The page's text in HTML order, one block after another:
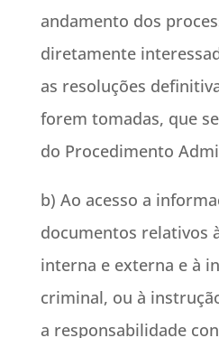
andamento dos
diretamente
as resoluções
forem tomadas, que
do Procedimento
b) Ao acesso a
documentos relativos
interna e externa e à
criminal, ou à
a responsabilidade